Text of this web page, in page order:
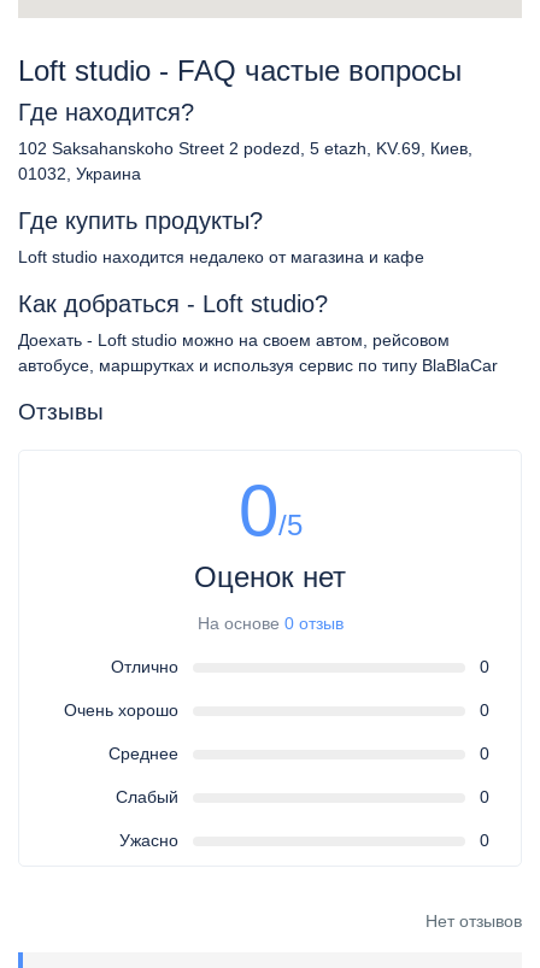
Loft studio - FAQ частые вопросы
Где находится?
102 Saksahanskoho Street 2 podezd, 5 etazh, KV.69, Киев,
01032, Украина
Где купить продукты?
Loft studio находится недалеко от магазина и кафе
Как добраться - Loft studio?
Доехать - Loft studio можно на своем автом, рейсовом
автобусе, маршрутках и используя сервис по типу BlaBlaCar
Отзывы
0/5
Оценок нет
На основе 0 отзыв
Отлично 0
Очень хорошо 0
Среднее 0
Слабый 0
Ужасно 0
Нет отзывов